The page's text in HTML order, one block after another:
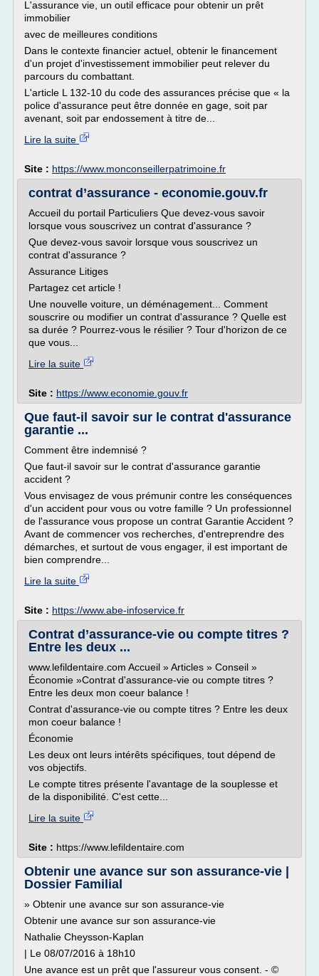
L'assurance vie, un outil efficace pour obtenir un prêt
immobilier
avec de meilleures conditions
Dans le contexte financier actuel, obtenir le financement
d'un projet d'investissement immobilier peut relever du
parcours du combattant.
L'article L 132-10 du code des assurances précise que « la
police d'assurance peut être donnée en gage, soit par
avenant, soit par endossement à titre de...
Lire la suite
Site : https://www.monconseillerpatrimoine.fr
contrat d’assurance - economie.gouv.fr
Accueil du portail Particuliers Que devez-vous savoir
lorsque vous souscrivez un contrat d'assurance ?
Que devez-vous savoir lorsque vous souscrivez un
contrat d'assurance ?
Assurance Litiges
Partagez cet article !
Une nouvelle voiture, un déménagement... Comment
souscrire ou modifier un contrat d'assurance ? Quelle est
sa durée ? Pourrez-vous le résilier ? Tour d'horizon de ce
que vous...
Lire la suite
Site : https://www.economie.gouv.fr
Que faut-il savoir sur le contrat d'assurance
garantie ...
Comment être indemnisé ?
Que faut-il savoir sur le contrat d'assurance garantie
accident ?
Vous envisagez de vous prémunir contre les conséquences
d'un accident pour vous ou votre famille ? Un professionnel
de l'assurance vous propose un contrat Garantie Accident ?
Avant de commencer vos recherches, d'entreprendre des
démarches, et surtout de vous engager, il est important de
bien comprendre...
Lire la suite
Site : https://www.abe-infoservice.fr
Contrat d’assurance-vie ou compte titres ?
Entre les deux ...
www.lefildentaire.com Accueil » Articles » Conseil »
Économie »Contrat d'assurance-vie ou compte titres ?
Entre les deux mon coeur balance !
Contrat d'assurance-vie ou compte titres ? Entre les deux
mon coeur balance !
Économie
Les deux ont leurs intérêts spécifiques, tout dépend de
vos objectifs.
Le compte titres présente l'avantage de la souplesse et
de la disponibilité. C'est cette...
Lire la suite
Site : https://www.lefildentaire.com
Obtenir une avance sur son assurance-vie |
Dossier Familial
» Obtenir une avance sur son assurance-vie
Obtenir une avance sur son assurance-vie
Nathalie Cheysson-Kaplan
| Le 08/07/2016 à 18h10
Une avance est un prêt que l'assureur vous consent. - ©